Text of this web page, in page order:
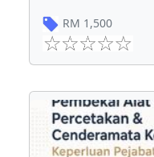
RM 1,500